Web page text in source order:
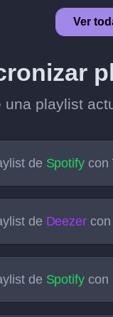
Ver
playlist
de Spotify con
de Deezer con
de Spotify con